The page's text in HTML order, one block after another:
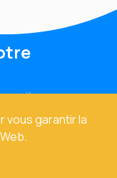
vous garantir la